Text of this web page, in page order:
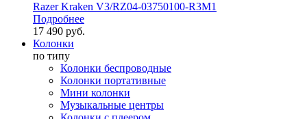
Razer Kraken V3/RZ04-03750100-R3M1
Подробнее
17 490 руб.
Колонки
по типу
Колонки беспроводные
Колонки портативные
Мини колонки
Музыкальные центры